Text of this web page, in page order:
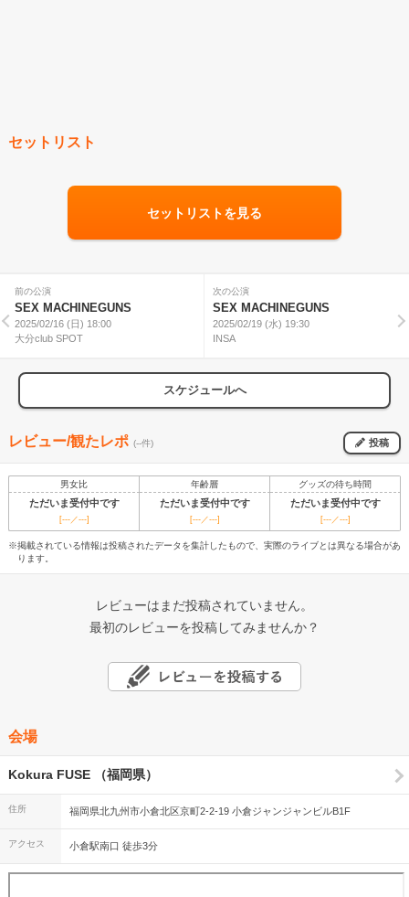
セットリスト
セットリストを見る
前の公演
SEX MACHINEGUNS
2025/02/16 (日) 18:00
大分club SPOT
次の公演
SEX MACHINEGUNS
2025/02/19 (水) 19:30
INSA
スケジュールへ
レビュー/観たレポ (--件) 投稿
男女比 年齢層 グッズの待ち時間
ただいま受付中です ただいま受付中です ただいま受付中です
[---／---] [---／---] [---／---]
※掲載されている情報は投稿されたデータを集計したもので、実際のライブとは異なる場合があ
ります。
レビューはまだ投稿されていません。
最初のレビューを投稿してみませんか？
会場
Kokura FUSE （福岡県）
住所 福岡県北九州市小倉北区京町2-2-19 小倉ジャンジャンビルB1F
アクセス 小倉駅南口 徒歩3分